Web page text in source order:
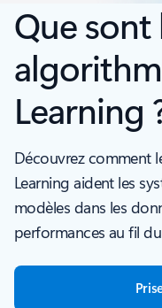
Que sont
Learning
Découvrez comment
Learning aident les
modèles dans les
performances au fil